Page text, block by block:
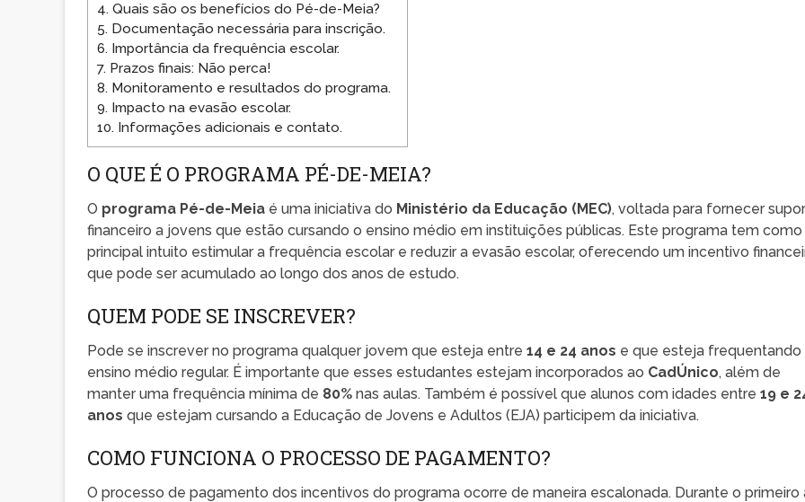
4. Quais são os benefícios do Pé-de-Meia?
5. Documentação necessária para inscrição.
6. Importância da frequência escolar.
7. Prazos finais: Não perca!
8. Monitoramento e resultados do programa.
9. Impacto na evasão escolar.
10. Informações adicionais e contato.
O QUE É O PROGRAMA PÉ-DE-MEIA?
O programa Pé-de-Meia é uma iniciativa do Ministério da Educação (MEC), voltada para fornecer
financeiro a jovens que estão cursando o ensino médio em instituições públicas. Este programa tem como
principal intuito estimular a frequência escolar e reduzir a evasão escolar, oferecendo um incentivo
que pode ser acumulado ao longo dos anos de estudo.
QUEM PODE SE INSCREVER?
Pode se inscrever no programa qualquer jovem que esteja entre 14 e 24 anos e que esteja frequentando
ensino médio regular. É importante que esses estudantes estejam incorporados ao CadÚnico, além de
manter uma frequência mínima de 80% nas aulas. Também é possível que alunos com idades entre 19 e
anos que estejam cursando a Educação de Jovens e Adultos (EJA) participem da iniciativa.
COMO FUNCIONA O PROCESSO DE PAGAMENTO?
O processo de pagamento dos incentivos do programa ocorre de maneira escalonada. Durante o primeiro